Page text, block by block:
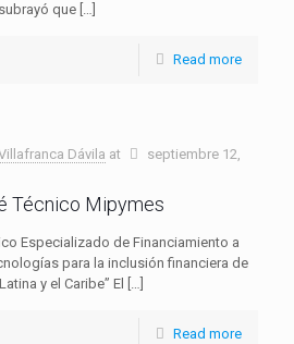
que […]
Read more
Dávila at
septiembre 12,
Técnico Mipymes
Especializado de Financiamiento a
para la inclusión financiera de
y el Caribe” El
[…]
Read more